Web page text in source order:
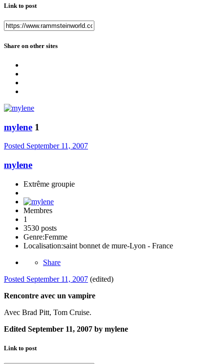
Link to post
Share on other sites
mylene 1
Posted September 11, 2007
mylene
Extrême groupie
Membres
1
3530 posts
Genre:Femme
Localisation:saint bonnet de mure-Lyon - France
Share
Posted September 11, 2007 (edited)
Rencontre avec un vampire
Avec Brad Pitt, Tom Cruise.
Edited September 11, 2007 by mylene
Link to post